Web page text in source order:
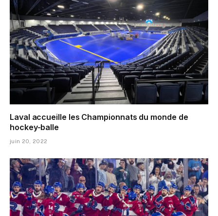
Laval accueille les Championnats du monde de
hockey-balle
juin 20, 2022